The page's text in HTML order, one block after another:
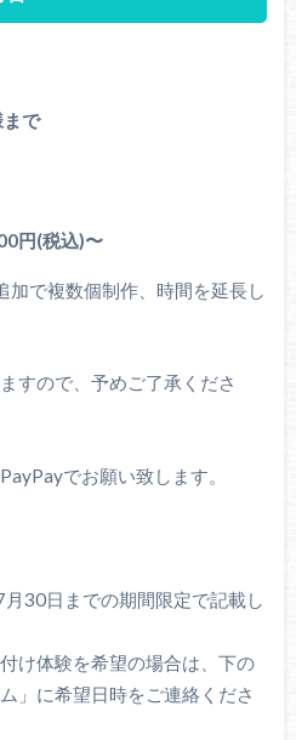
で
円(税込)〜
加で複数個制作、時間を延長し
すので、予めご了承くださ
でお願い致します。
月30日までの期間限定で記載し
け体験を希望の場合は、下の
」に希望日時をご連絡くださ